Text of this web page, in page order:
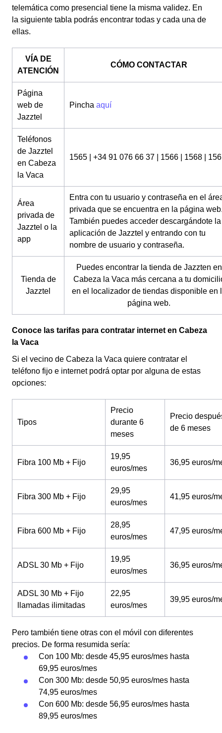
telemática como presencial tiene la misma validez. En
la siguiente tabla podrás encontrar todas y cada una de
ellas.
VÍA DE
ATENCIÓN
CÓMO CONTACTAR
Página
web de
Jazztel
Pincha aquí
Teléfonos
de Jazztel
en Cabeza
la Vaca
1565 | +34 91 076 66 37 | 1566 | 1568 |
Área
privada de
Jazztel o la
app
Entra con tu usuario y contraseña en el
privada que se encuentra en la página
También puedes acceder descargándote la
aplicación de Jazztel y entrando con tu
nombre de usuario y contraseña.
Tienda de
Jazztel
Puedes encontrar la tienda de Jazzten en
Cabeza la Vaca más cercana a tu
en el localizador de tiendas disponible en
página web.
Conoce las tarifas para contratar internet en Cabeza
la Vaca
Si el vecino de Cabeza la Vaca quiere contratar el
teléfono fijo e internet podrá optar por alguna de estas
opciones:
Tipos
Precio
durante 6
meses
Precio
de 6 meses
Fibra 100 Mb + Fijo
19,95
euros/mes
36,95 euros/
Fibra 300 Mb + Fijo
29,95
euros/mes
41,95 euros/
Fibra 600 Mb + Fijo
28,95
euros/mes
47,95 euros/
ADSL 30 Mb + Fijo
19,95
euros/mes
36,95 euros/
ADSL 30 Mb + Fijo
llamadas ilimitadas
22,95
euros/mes
39,95 euros/
Pero también tiene otras con el móvil con diferentes
precios. De forma resumida sería:
Con 100 Mb: desde 45,95 euros/mes hasta
69,95 euros/mes
Con 300 Mb: desde 50,95 euros/mes hasta
74,95 euros/mes
Con 600 Mb: desde 56,95 euros/mes hasta
89,95 euros/mes